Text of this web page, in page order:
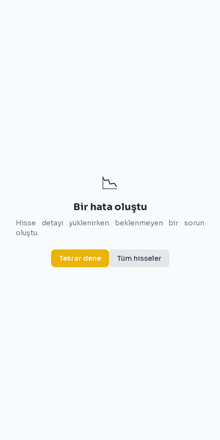
📉
Bir hata oluştu
Hisse detayı yüklenirken beklenmeyen bir sorun
oluştu.
Tekrar dene Tüm hisseler